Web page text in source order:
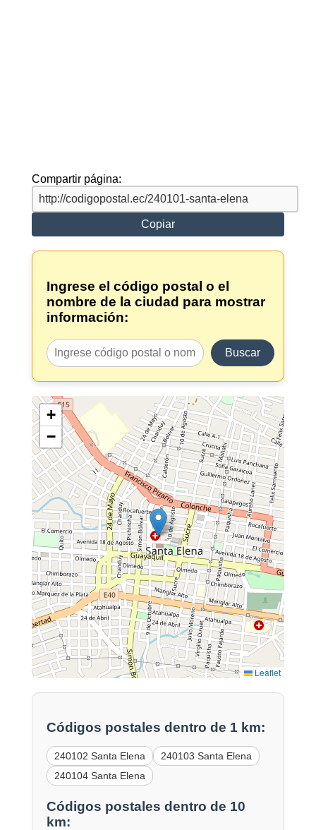
Compartir página:
Copiar
Ingrese el código postal o el
nombre de la ciudad para mostrar
información:
Buscar
+
−
Leaflet
Códigos postales dentro de 1 km:
240102 Santa Elena
240103 Santa Elena
240104 Santa Elena
Códigos postales dentro de 10
km: